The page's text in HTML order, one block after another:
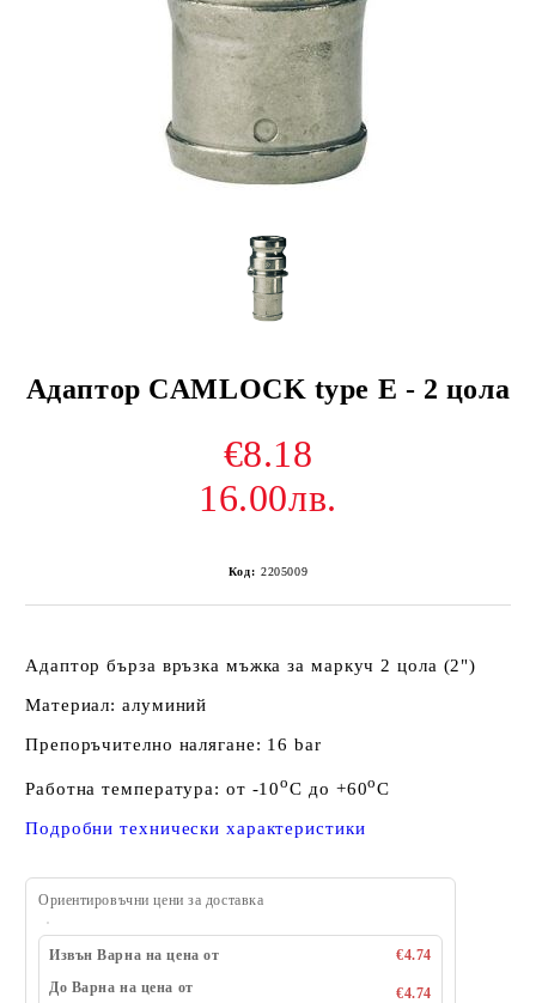
Адаптор CAMLOCK type E - 2 цола
€8.18
16.00лв.
Код: 2205009
Адаптор бърза връзка мъжка за маркуч 2 цола (2")
Материал: алуминий
Препоръчително налягане: 16 bar
Работна температура: от -10oC до +60oC
Подробни технически характеристики
Ориентировъчни цени за доставка
Извън Варна на цена от
€4.74
До Варна на цена от
€4.74